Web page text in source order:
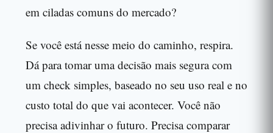
em ciladas comuns do mercado?
Se você está nesse meio do caminho, respira.
Dá para tomar uma decisão mais segura com
um check simples, baseado no seu uso real e no
custo total do que vai acontecer. Você não
precisa adivinhar o futuro. Precisa comparar